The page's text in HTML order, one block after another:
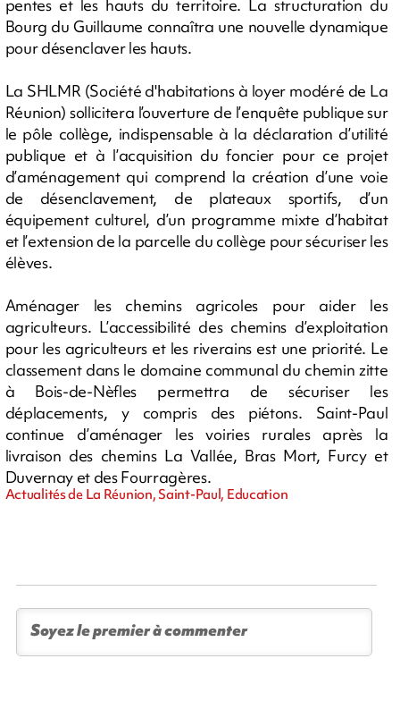
pentes et les hauts du territoire. La structuration du
Bourg du Guillaume connaîtra une nouvelle dynamique
pour désenclaver les hauts.
La SHLMR (Société d'habitations à loyer modéré de La
Réunion) sollicitera l’ouverture de l’enquête publique sur
le pôle collège, indispensable à la déclaration d’utilité
publique et à l’acquisition du foncier pour ce projet
d’aménagement qui comprend la création d’une voie
de désenclavement, de plateaux sportifs, d’un
équipement culturel, d’un programme mixte d’habitat
et l’extension de la parcelle du collège pour sécuriser les
élèves.
Aménager les chemins agricoles pour aider les
agriculteurs. L’accessibilité des chemins d’exploitation
pour les agriculteurs et les riverains est une priorité. Le
classement dans le domaine communal du chemin zitte
à Bois-de-Nèfles permettra de sécuriser les
déplacements, y compris des piétons. Saint-Paul
continue d’aménager les voiries rurales après la
livraison des chemins La Vallée, Bras Mort, Furcy et
Duvernay et des Fourragères.
Actualités de La Réunion, Saint-Paul, Education